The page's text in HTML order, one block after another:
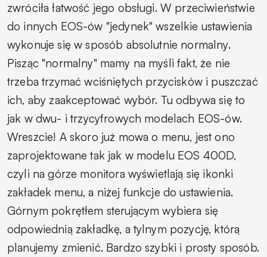
zwróciła łatwość jego obsługi. W przeciwieństwie
do innych EOS-ów "jedynek" wszelkie ustawienia
wykonuje się w sposób absolutnie normalny.
Pisząc "normalny" mamy na myśli fakt, że nie
trzeba trzymać wciśniętych przycisków i puszczać
ich, aby zaakceptować wybór. Tu odbywa się to
jak w dwu- i trzycyfrowych modelach EOS-ów.
Wreszcie! A skoro już mowa o menu, jest ono
zaprojektowane tak jak w modelu EOS 400D,
czyli na górze monitora wyświetlają się ikonki
zakładek menu, a niżej funkcje do ustawienia.
Górnym pokrętłem sterującym wybiera się
odpowiednią zakładkę, a tylnym pozycję, którą
planujemy zmienić. Bardzo szybki i prosty sposób.